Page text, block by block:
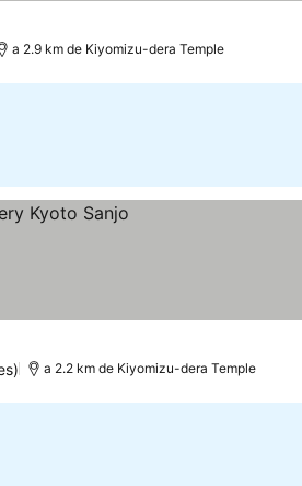
a 2.9 km de Kiyomizu-dera Temple
a 2.2 km de Kiyomizu-dera Temple